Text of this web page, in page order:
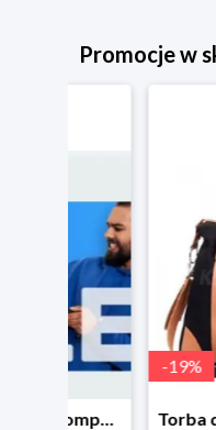
Promocje w
-19%